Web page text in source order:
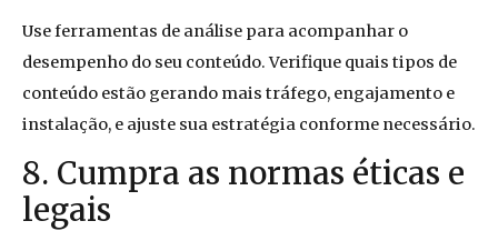
Use ferramentas de análise para acompanhar o
desempenho do seu conteúdo. Verifique quais tipos de
conteúdo estão gerando mais tráfego, engajamento e
instalação, e ajuste sua estratégia conforme necessário.
8. Cumpra as normas éticas e
legais